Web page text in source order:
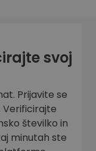
svoj
Prijavite se
Verificirajte
številko in
minutah ste